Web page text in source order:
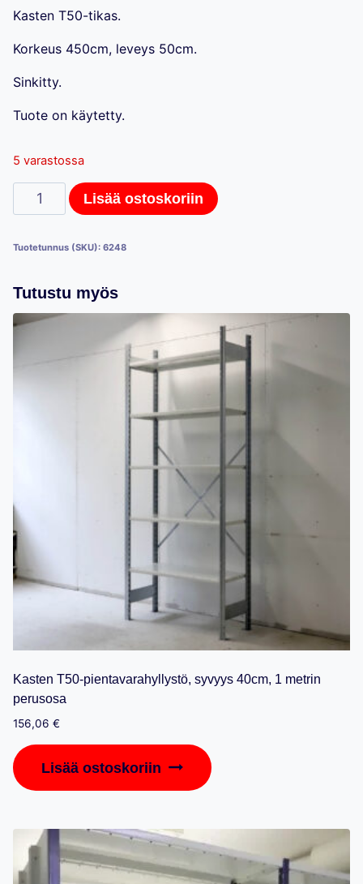
Kasten T50-tikas.
Korkeus 450cm, leveys 50cm.
Sinkitty.
Tuote on käytetty.
5 varastossa
Kasten
T50-
450cm
50cm
määrä
Lisää ostoskoriin
Tuotetunnus (SKU): 6248
Tutustu myös
Kasten T50-pientavarahyllystö, syvyys 40cm, 1 metrin
perusosa
156,06 €
Lisää ostoskoriin